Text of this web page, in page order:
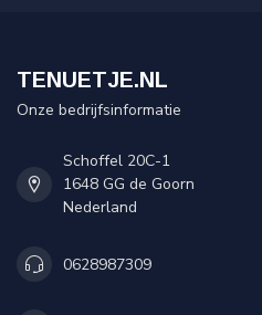
TENUETJE.NL
Onze bedrijfsinformatie
Schoffel 20C-1
1648 GG de Goorn
Nederland
0628987309